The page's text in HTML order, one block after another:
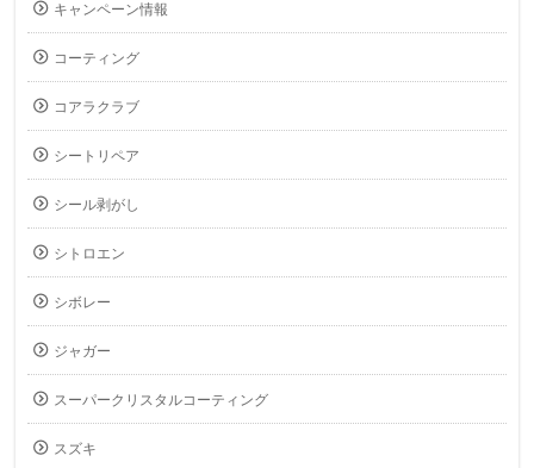
キャンペーン情報
コーティング
コアラクラブ
シートリペア
シール剥がし
シトロエン
シボレー
ジャガー
スーパークリスタルコーティング
スズキ